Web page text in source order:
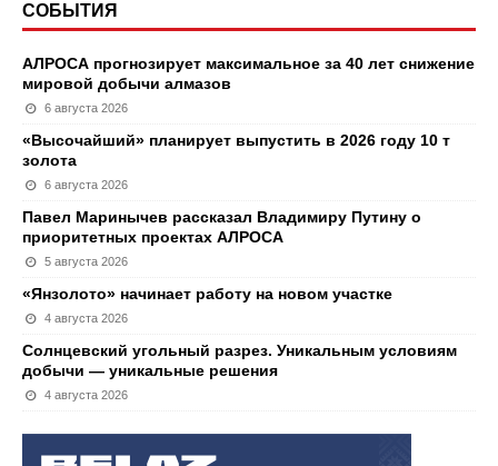
СОБЫТИЯ
АЛРОСА прогнозирует максимальное за 40 лет снижение
мировой добычи алмазов
6 августа 2026
«Высочайший» планирует выпустить в 2026 году 10 т
золота
6 августа 2026
Павел Маринычев рассказал Владимиру Путину о
приоритетных проектах АЛРОСА
5 августа 2026
«Янзолото» начинает работу на новом участке
4 августа 2026
Солнцевский угольный разрез. Уникальным условиям
добычи — уникальные решения
4 августа 2026